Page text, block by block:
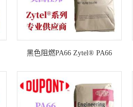
黑色阻燃PA66 Zytel® PA66